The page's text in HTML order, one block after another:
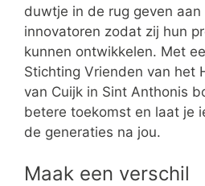
duwtje in de rug geven
innovatoren zodat zij hun
kunnen ontwikkelen. Met
Stichting Vrienden van het
van Cuijk in Sint Anthonis
betere toekomst en laat je
de generaties na jou.
Maak een verschil